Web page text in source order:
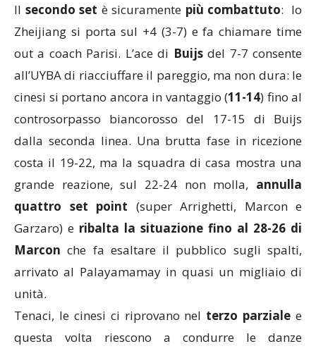
Il secondo set è sicuramente più combattuto: lo
Zheijiang si porta sul +4 (3-7) e fa chiamare time
out a coach Parisi. L’ace di Buijsdel 7-7 consente
all’UYBA di riacciuffare il pareggio, ma non dura: le
cinesi si portano ancora in vantaggio (11-14) fino al
controsorpasso biancorosso del 17-15 di Buijs
dalla seconda linea. Una brutta fase in ricezione
costa il 19-22, ma la squadra di casa mostra una
grande reazione, sul 22-24 non molla, annulla
quattro set point (super Arrighetti, Marcon e
Garzaro) e ribalta la situazione fino al 28-26 di
Marcon che fa esaltare il pubblico sugli spalti,
arrivato al Palayamamay in quasi un migliaio di
unità.
Tenaci, le cinesi ci riprovano nel terzo parziale e
questa volta riescono a condurre le danze